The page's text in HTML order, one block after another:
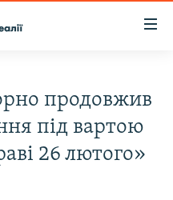
продовжив
під вартою
26 лютого»